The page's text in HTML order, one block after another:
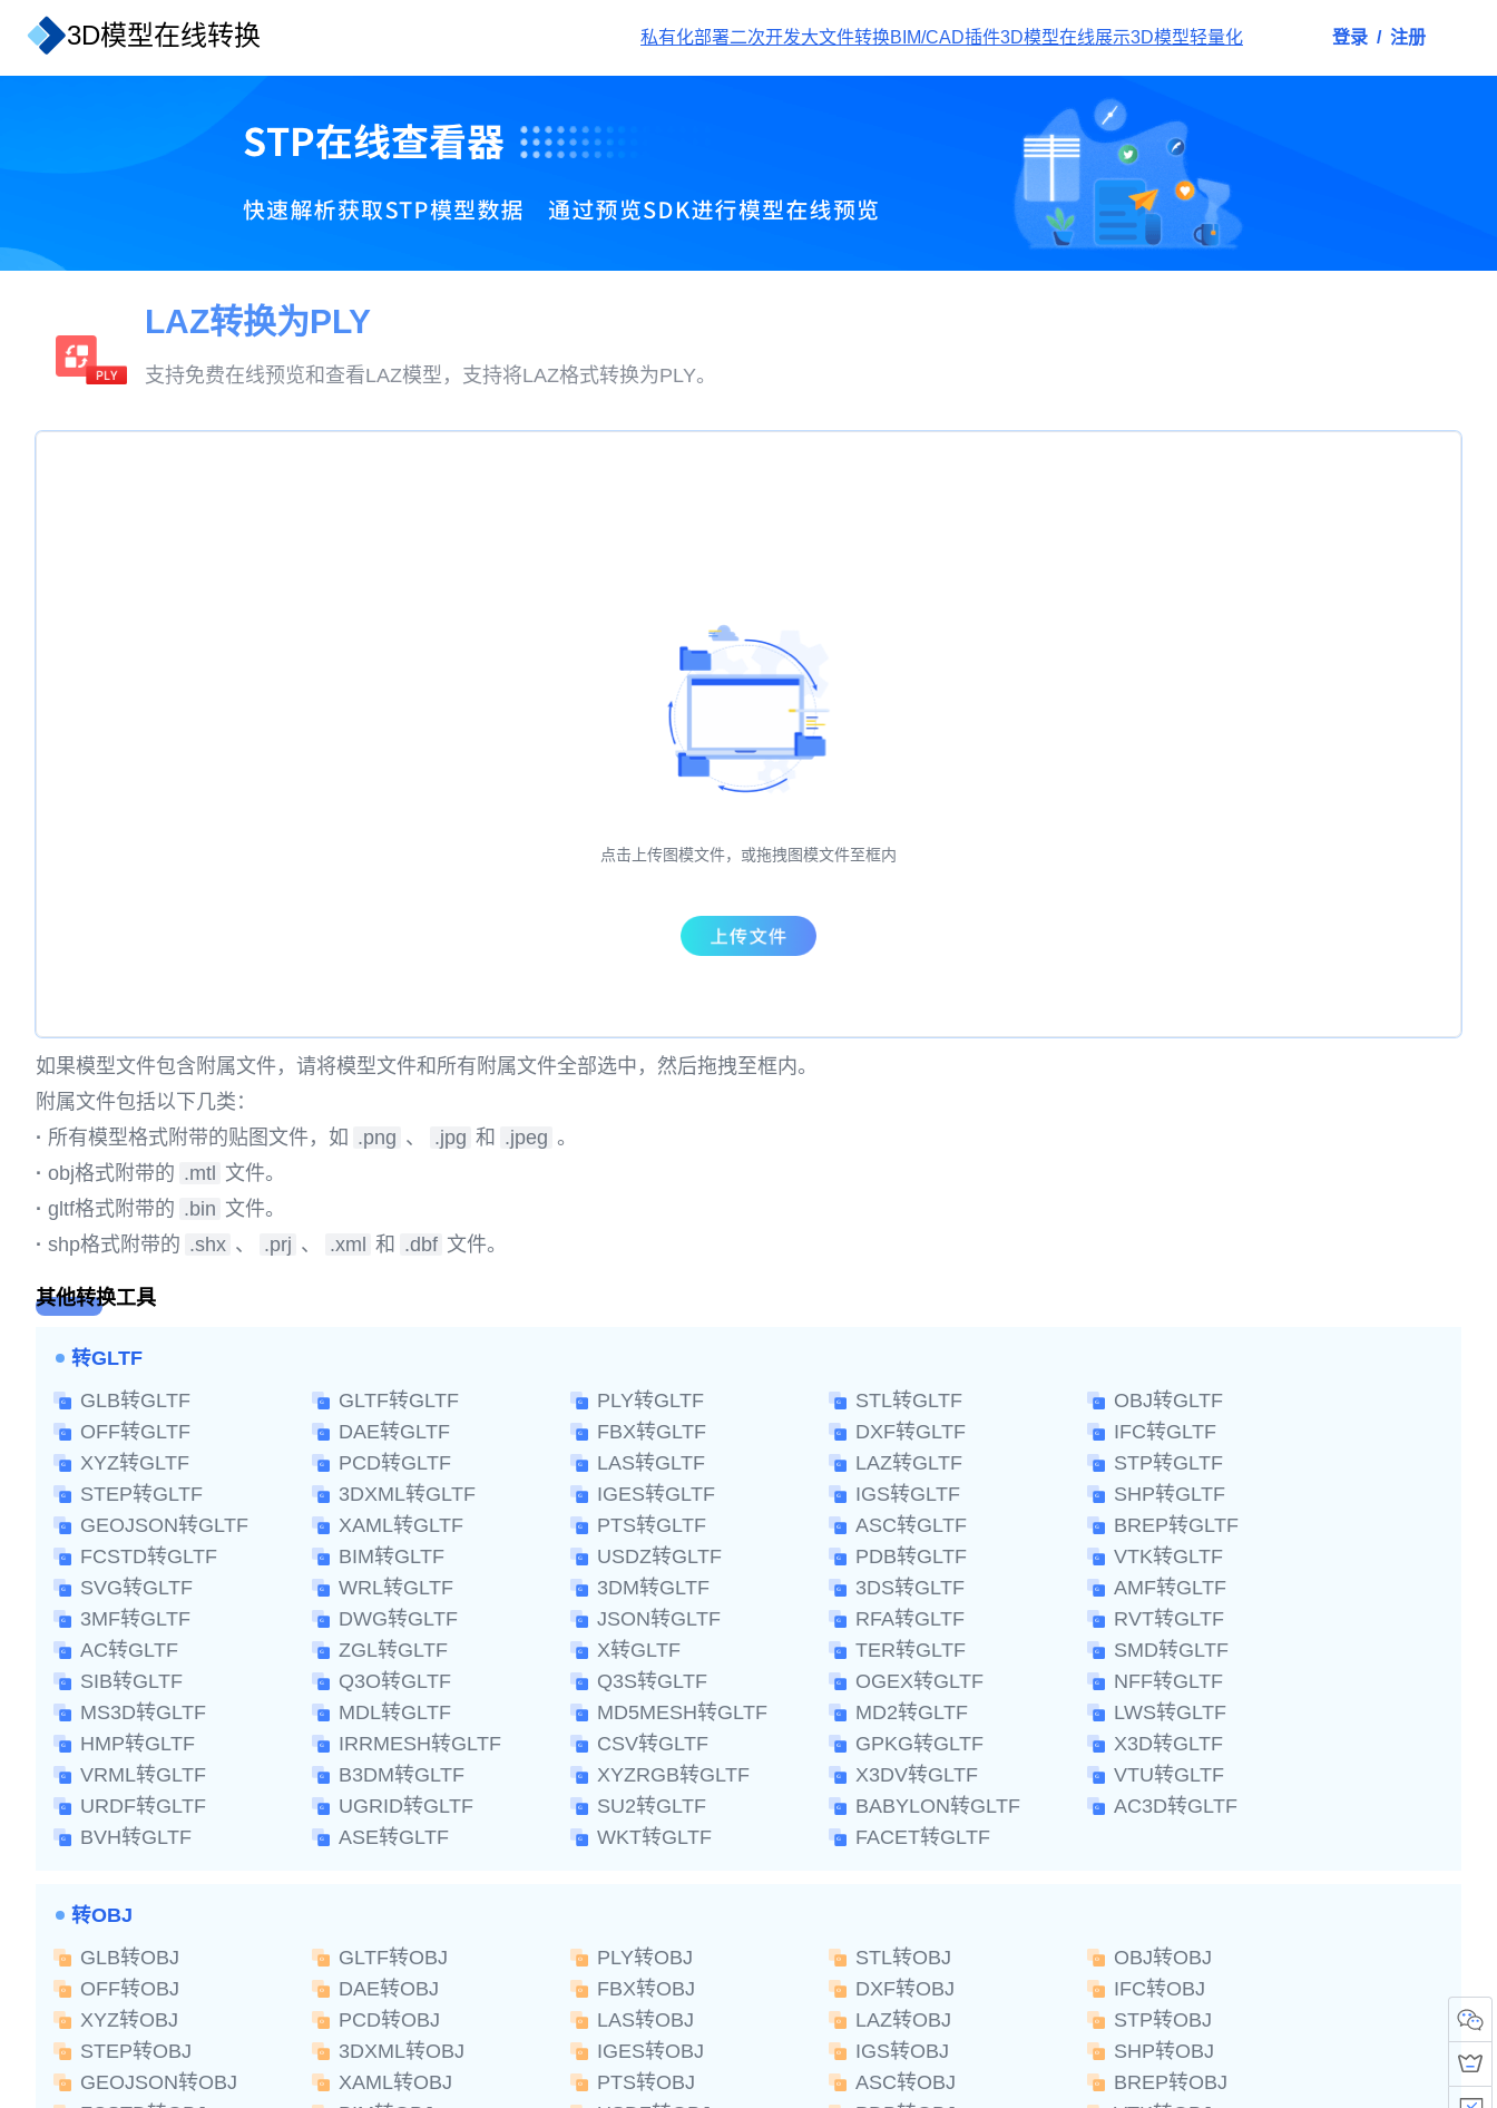
3D模型在线转换 私有化部署二次开发大文件转换BIM/CAD插件3D模型在线展示3D模型轻量化 登录 / 注册
LAZ转换为PLY
支持免费在线预览和查看LAZ模型，支持将LAZ格式转换为PLY。
点击上传图模文件，或拖拽图模文件至框内
如果模型文件包含附属文件，请将模型文件和所有附属文件全部选中，然后拖拽至框内。
附属文件包括以下几类：
· 所有模型格式附带的贴图文件，如 .png 、 .jpg 和 .jpeg 。
· obj格式附带的 .mtl
文件。
· gltf格式附带的 .bin 文件。
· shp格式附带的 .shx 、 .prj 、 .xml 和 .dbf 文件。
其他转换工具
转GLTF
GLB转GLTF
GLTF转GLTF PLY转GLTF STL转GLTF
OBJ转GLTF
OFF转GLTF
DAE转GLTF FBX转GLTF DXF转GLTF
IFC转GLTF
XYZ转GLTF
PCD转GLTF LAS转GLTF LAZ转GLTF
STP转GLTF
STEP转GLTF
3DXML转GLTF IGES转GLTF IGS转GLTF
SHP转GLTF
GEOJSON转GLTF
XAML转GLTF PTS转GLTF ASC转GLTF
BREP转GLTF
FCSTD转GLTF
BIM转GLTF USDZ转GLTF PDB转GLTF
VTK转GLTF
SVG转GLTF
WRL转GLTF 3DM转GLTF 3DS转GLTF
AMF转GLTF
3MF转GLTF
DWG转GLTF JSON转GLTF RFA转GLTF
RVT转GLTF
AC转GLTF
ZGL转GLTF X转GLTF TER转GLTF
SMD转GLTF
SIB转GLTF
Q3O转GLTF Q3S转GLTF OGEX转GLTF
NFF转GLTF
MS3D转GLTF
MDL转GLTF MD5MESH转GLTF MD2转GLTF
LWS转GLTF
HMP转GLTF
IRRMESH转GLTF CSV转GLTF GPKG转GLTF
X3D转GLTF
VRML转GLTF
B3DM转GLTF XYZRGB转GLTF X3DV转GLTF
VTU转GLTF
URDF转GLTF
UGRID转GLTF SU2转GLTF BABYLON转GLTF
AC3D转GLTF
BVH转GLTF
ASE转GLTF WKT转GLTF FACET转GLTF
转OBJ
GLB转OBJ
GLTF转OBJ PLY转OBJ STL转OBJ
OBJ转OBJ
OFF转OBJ
DAE转OBJ FBX转OBJ DXF转OBJ
IFC转OBJ
XYZ转OBJ
PCD转OBJ LAS转OBJ LAZ转OBJ
STP转OBJ
STEP转OBJ
3DXML转OBJ IGES转OBJ IGS转OBJ
SHP转OBJ
GEOJSON转OBJ
XAML转OBJ PTS转OBJ ASC转OBJ
BREP转OBJ